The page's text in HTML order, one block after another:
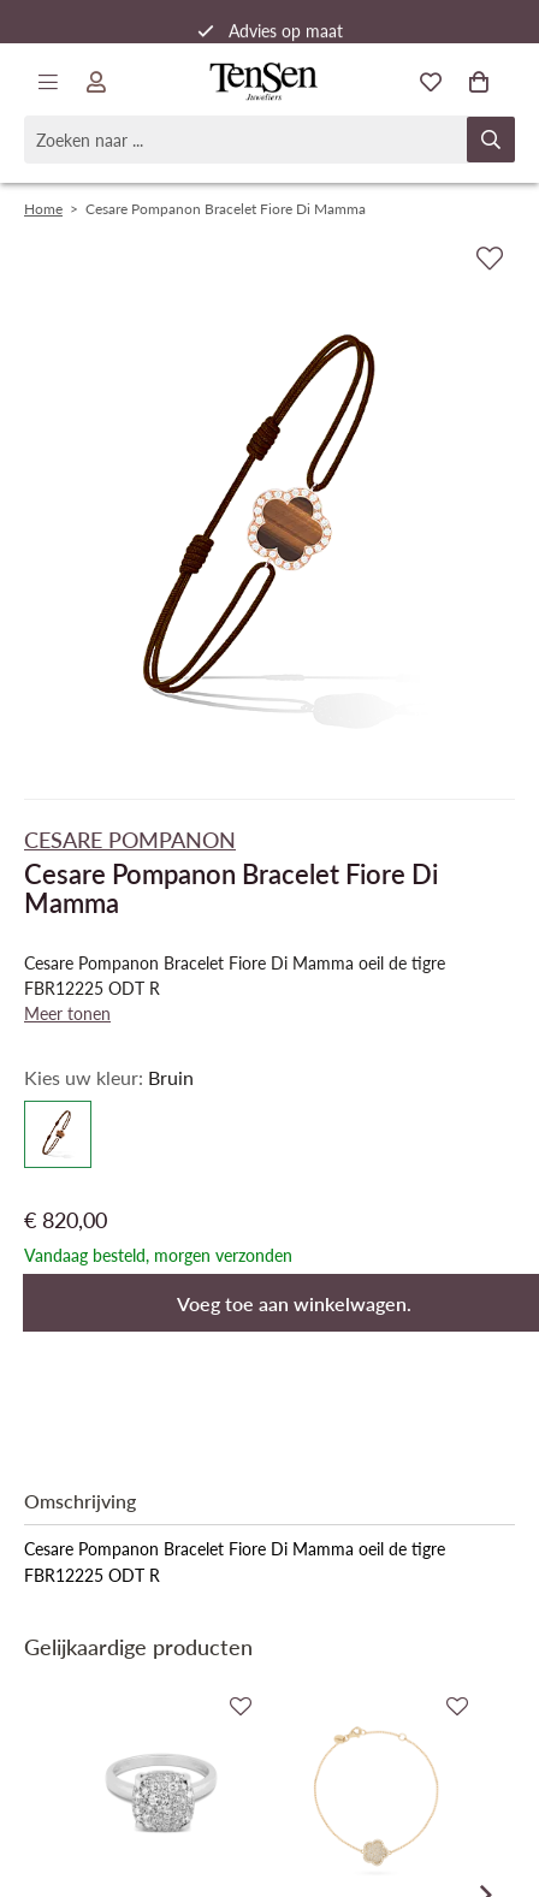
Advies op maat
Snelle verzending
Home > Cesare Pompanon Bracelet Fiore Di Mamma
CESARE POMPANON
Cesare Pompanon Bracelet Fiore Di
Mamma
Cesare Pompanon Bracelet Fiore Di Mamma oeil de tigre
FBR12225 ODT R
Meer tonen
Kies uw kleur: Bruin
€ 820,00
Vandaag besteld, morgen verzonden
Voeg toe aan winkelwagen.
Omschrijving
Cesare Pompanon Bracelet Fiore Di Mamma oeil de tigre
FBR12225 ODT R
Gelijkaardige producten